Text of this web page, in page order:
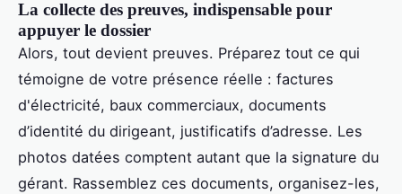
La collecte des preuves, indispensable pour
appuyer le dossier
Alors, tout devient preuves. Préparez tout ce qui
témoigne de votre présence réelle : factures
d'électricité, baux commerciaux, documents
d’identité du dirigeant, justificatifs d’adresse. Les
photos datées comptent autant que la signature du
gérant. Rassemblez ces documents, organisez-les,